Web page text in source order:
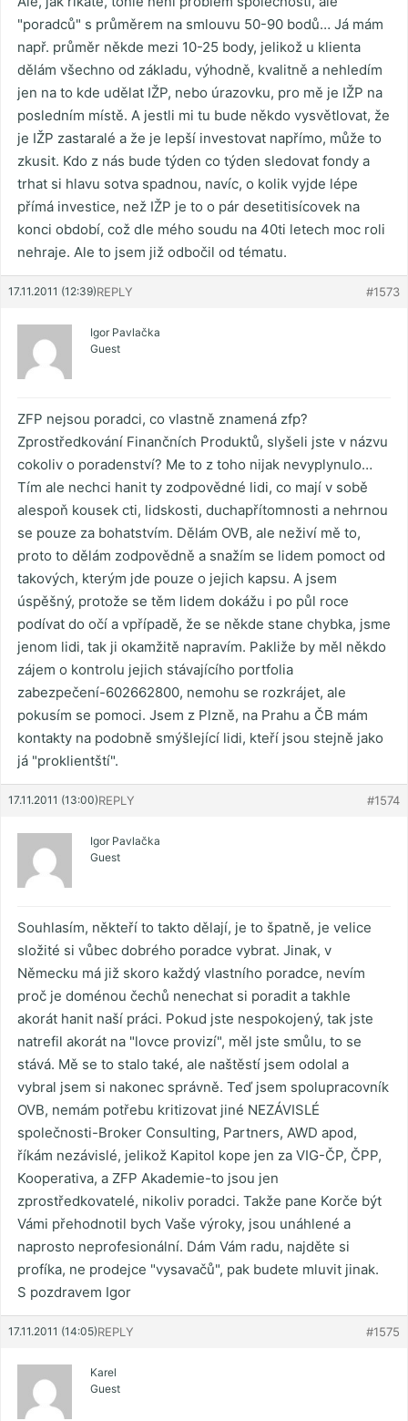
"poradců" s průměrem na smlouvu 50-90 bodů… Já mám
např. průměr někde mezi 10-25 body, jelikož u klienta
dělám všechno od základu, výhodně, kvalitně a nehledím
jen na to kde udělat IŽP, nebo úrazovku, pro mě je IŽP na
posledním místě. A jestli mi tu bude někdo vysvětlovat, že
je IŽP zastaralé a že je lepší investovat napřímo, může to
zkusit. Kdo z nás bude týden co týden sledovat fondy a
trhat si hlavu sotva spadnou, navíc, o kolik vyjde lépe
přímá investice, než IŽP je to o pár desetitisícovek na
konci období, což dle mého soudu na 40ti letech moc roli
nehraje. Ale to jsem již odbočil od tématu.
17.11.2011 (12:39) #1573
REPLY
Igor Pavlačka
Guest
ZFP nejsou poradci, co vlastně znamená zfp?
Zprostředkování Finančních Produktů, slyšeli jste v názvu
cokoliv o poradenství? Me to z toho nijak nevyplynulo…
Tím ale nechci hanit ty zodpovědné lidi, co mají v sobě
alespoň kousek cti, lidskosti, duchapřítomnosti a nehrnou
se pouze za bohatstvím. Dělám OVB, ale neživí mě to,
proto to dělám zodpovědně a snažím se lidem pomoct od
takových, kterým jde pouze o jejich kapsu. A jsem
úspěšný, protože se těm lidem dokážu i po půl roce
podívat do očí a vpřípadě, že se někde stane chybka, jsme
jenom lidi, tak ji okamžitě napravím. Pakliže by měl někdo
zájem o kontrolu jejich stávajícího portfolia
zabezpečení-602662800, nemohu se rozkrájet, ale
pokusím se pomoci. Jsem z Plzně, na Prahu a ČB mám
kontakty na podobně smýšlející lidi, kteří jsou stejně jako
já "proklientští".
17.11.2011 (13:00) #1574
REPLY
Igor Pavlačka
Guest
Souhlasím, někteří to takto dělají, je to špatně, je velice
složité si vůbec dobrého poradce vybrat. Jinak, v
Německu má již skoro každý vlastního poradce, nevím
proč je doménou čechů nenechat si poradit a takhle
akorát hanit naší práci. Pokud jste nespokojený, tak jste
natrefil akorát na "lovce provizí", měl jste smůlu, to se
stává. Mě se to stalo také, ale naštěstí jsem odolal a
vybral jsem si nakonec správně. Teď jsem spolupracovník
OVB, nemám potřebu kritizovat jiné NEZÁVISLÉ
společnosti-Broker Consulting, Partners, AWD apod,
říkám nezávislé, jelikož Kapitol kope jen za VIG-ČP, ČPP,
Kooperativa, a ZFP Akademie-to jsou jen
zprostředkovatelé, nikoliv poradci. Takže pane Korče být
Vámi přehodnotil bych Vaše výroky, jsou unáhlené a
naprosto neprofesionální. Dám Vám radu, najděte si
profíka, ne prodejce "vysavačů", pak budete mluvit jinak.
S pozdravem Igor
17.11.2011 (14:05) #1575
REPLY
Karel
Guest